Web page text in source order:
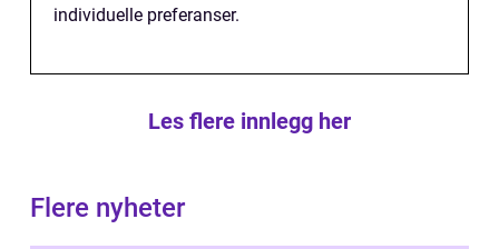
individuelle preferanser.
Les flere innlegg her
Flere nyheter